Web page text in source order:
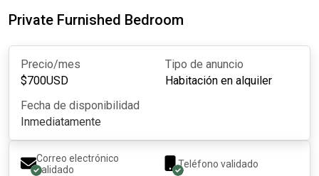
Private Furnished Bedroom
Precio/mes
$700USD
Tipo de anuncio
Habitación en alquiler
Fecha de disponibilidad
Inmediatamente
Correo electrónico
validado
Teléfono validado